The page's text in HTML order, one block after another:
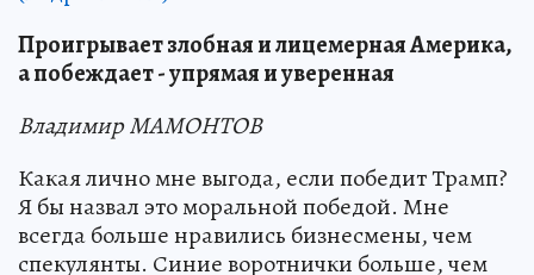
Проигрывает злобная и лицемерная Америка,
а побеждает - упрямая и уверенная
Владимир МАМОНТОВ
Какая лично мне выгода, если победит Трамп?
Я бы назвал это моральной победой. Мне
всегда больше нравились бизнесмены, чем
спекулянты. Синие воротнички больше, чем